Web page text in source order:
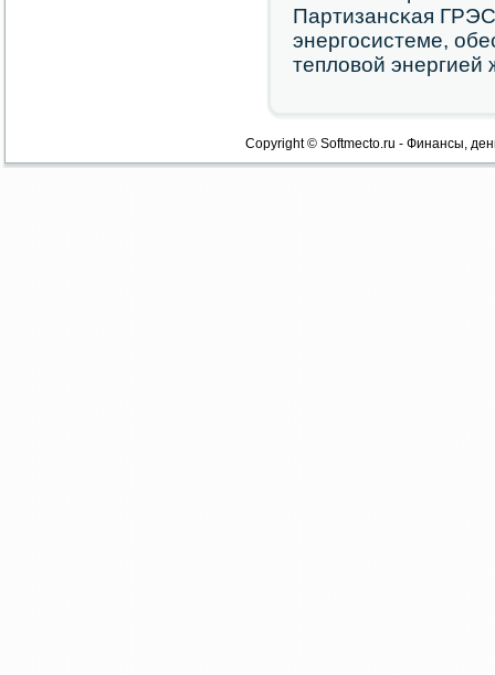
Партизансκая
энергοсистеме,
тепловой
Copyright © Softmecto.ru - Финансы,